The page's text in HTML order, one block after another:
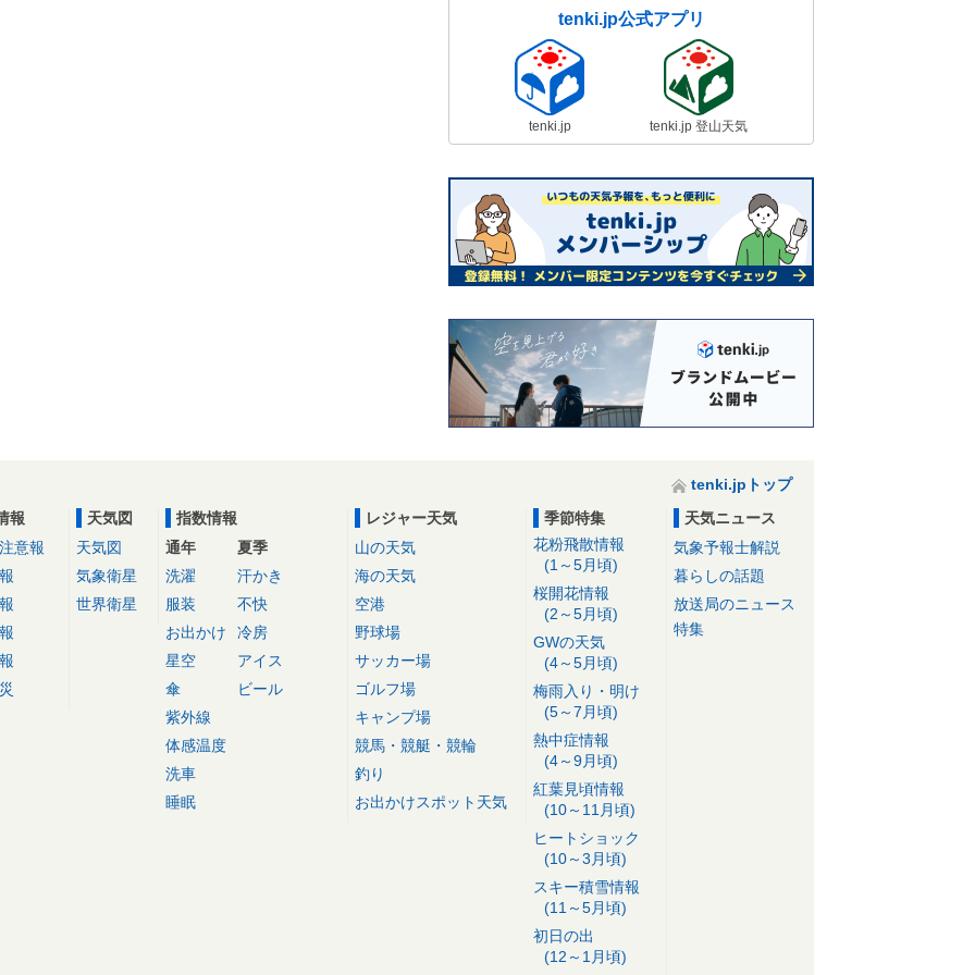
tenki.jp公式アプリ
tenki.jp tenki.jp 登山天気
tenki.jpトップ
報
意報
天気図
天気図
気象衛星
世界衛星
指数情報
通年
洗濯
服装
お出かけ
星空
傘
紫外線
体感温度
洗車
睡眠
夏季
汗かき
不快
冷房
アイス
ビール
レジャー天気
山の天気
海の天気
空港
野球場
サッカー場
ゴルフ場
キャンプ場
競馬・競艇・競輪
釣り
お出かけスポット天気
季節特集
花粉飛散情報
(1～5月頃)
桜開花情報
(2～5月頃)
GWの天気
(4～5月頃)
梅雨入り・明け
(5～7月頃)
熱中症情報
(4～9月頃)
紅葉見頃情報
(10～11月頃)
ヒートショック
(10～3月頃)
スキー積雪情報
(11～5月頃)
初日の出
(12～1月頃)
天気ニュース
気象予報士解説
暮らしの話題
放送局のニュース
特集